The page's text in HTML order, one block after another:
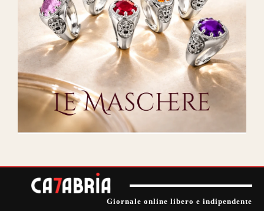
Giornale online libero e indipendente